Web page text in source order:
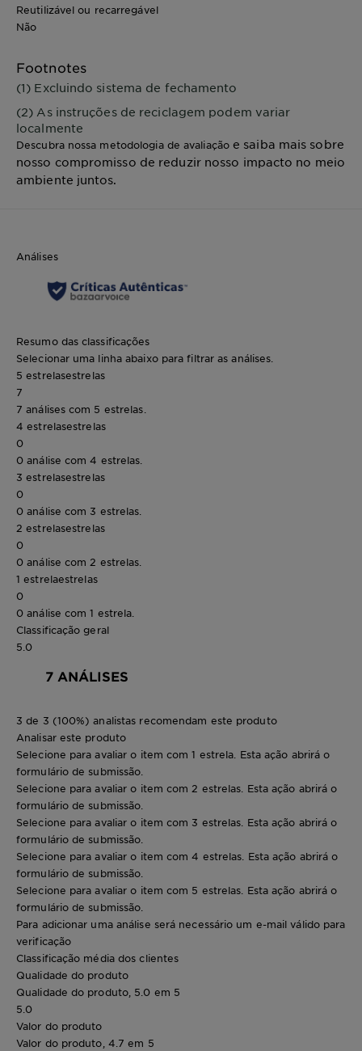
Reutilizável ou recarregável
Não
Footnotes
(1) Excluindo sistema de fechamento
(2) As instruções de reciclagem podem variar
localmente
Descubra nossa metodologia de avaliaçãoe saiba mais sobre
nosso compromisso de reduzir nosso impacto no meio
ambiente juntos.
Análises
Resumo das classificações
Selecionar uma linha abaixo para filtrar as análises.
5 estrelasestrelas
7
7 análises com 5 estrelas.
4 estrelasestrelas
0
0 análise com 4 estrelas.
3 estrelasestrelas
0
0 análise com 3 estrelas.
2 estrelasestrelas
0
0 análise com 2 estrelas.
1 estrelaestrelas
0
0 análise com 1 estrela.
Classificação geral
5.0
7 ANÁLISES
3 de 3 (100%) analistas recomendam este produto
Analisar este produto
Selecione para avaliar o item com 1 estrela. Esta ação abrirá o
formulário de submissão.
Selecione para avaliar o item com 2 estrelas. Esta ação abrirá o
formulário de submissão.
Selecione para avaliar o item com 3 estrelas. Esta ação abrirá o
formulário de submissão.
Selecione para avaliar o item com 4 estrelas. Esta ação abrirá o
formulário de submissão.
Selecione para avaliar o item com 5 estrelas. Esta ação abrirá o
formulário de submissão.
Para adicionar uma análise será necessário um e-mail válido para
verificação
Classificação média dos clientes
Qualidade do produto
Qualidade do produto, 5.0 em 5
5.0
Valor do produto
Valor do produto, 4.7 em 5